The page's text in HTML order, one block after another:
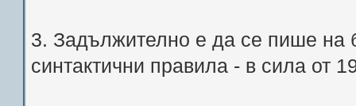
3. Задължително е да се пише на
синтактични правила - в сила от